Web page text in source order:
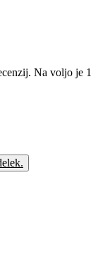
Na voljo je 1